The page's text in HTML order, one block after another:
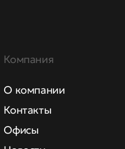
Компания
О компании
Контакты
Офисы